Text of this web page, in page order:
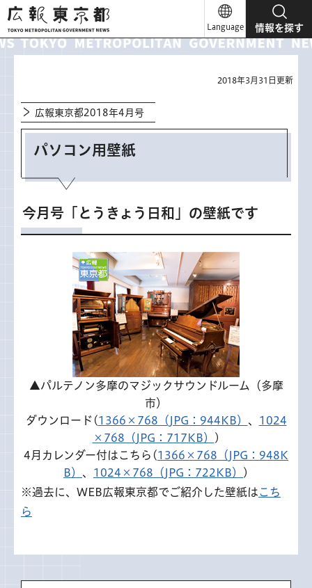
広報東京都
Language 情報を探す
2018年3月31日更新
広報東京都2018年4月号
パソコン用壁紙
今月号「とうきょう日和」の壁紙です
▲パルテノン多摩のマジックサウンドルーム（多摩
市）
ダウンロード(1366×768（JPG：944KB） 、 1024
×768（JPG：717KB）
)
4月カレンダー付はこちら(1366×768（JPG：948K
B） 、 1024×768（JPG：722KB）
)
※過去に、WEB広報東京都でご紹介した壁紙はこち
ら